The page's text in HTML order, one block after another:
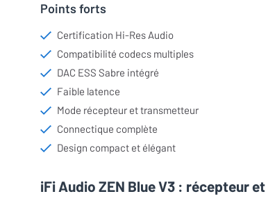
Points forts
Certification Hi-Res Audio
Compatibilité codecs multiples
DAC ESS Sabre intégré
Faible latence
Mode récepteur et transmetteur
Connectique complète
Design compact et élégant
iFi Audio ZEN Blue V3 : récepteur